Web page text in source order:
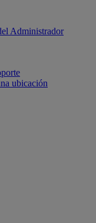
Administrador
ubicación